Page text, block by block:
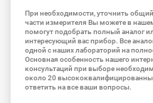
При необходимости, уточнить
части измерителя Вы можете в
помогут подобрать полный аналог
интересующий вас прибор. Все
одной с наших лабораторий на
Основная особенность нашего
консультаций при выборе
около 20
ответить на все ваши вопросы.